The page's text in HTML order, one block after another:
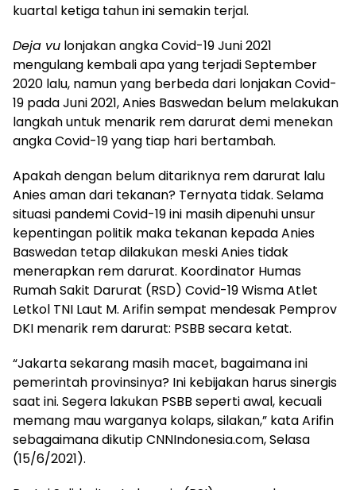
kuartal ketiga tahun ini semakin terjal.
Deja vu lonjakan angka Covid-19 Juni 2021
mengulang kembali apa yang terjadi September
2020 lalu, namun yang berbeda dari lonjakan Covid-
19 pada Juni 2021, Anies Baswedan belum melakukan
langkah untuk menarik rem darurat demi menekan
angka Covid-19 yang tiap hari bertambah.
Apakah dengan belum ditariknya rem darurat lalu
Anies aman dari tekanan? Ternyata tidak. Selama
situasi pandemi Covid-19 ini masih dipenuhi unsur
kepentingan politik maka tekanan kepada Anies
Baswedan tetap dilakukan meski Anies tidak
menerapkan rem darurat. Koordinator Humas
Rumah Sakit Darurat (RSD) Covid-19 Wisma Atlet
Letkol TNI Laut M. Arifin sempat mendesak Pemprov
DKI menarik rem darurat: PSBB secara ketat.
“Jakarta sekarang masih macet, bagaimana ini
pemerintah provinsinya? Ini kebijakan harus sinergis
saat ini. Segera lakukan PSBB seperti awal, kecuali
memang mau warganya kolaps, silakan,” kata Arifin
sebagaimana dikutip CNNIndonesia.com, Selasa
(15/6/2021).